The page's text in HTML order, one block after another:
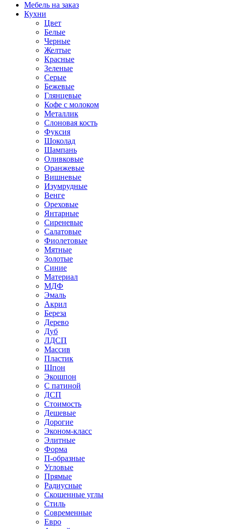
Мебель на заказ
Кухни
Цвет
Белые
Черные
Желтые
Красные
Зеленые
Серые
Бежевые
Глянцевые
Кофе с молоком
Металлик
Слоновая кость
Фуксия
Шоколад
Шампань
Оливковые
Оранжевые
Вишневые
Изумрудные
Венге
Ореховые
Янтарные
Сиреневые
Салатовые
Фиолетовые
Мятные
Золотые
Синие
Материал
МДФ
Эмаль
Акрил
Береза
Дерево
Дуб
ЛДСП
Массив
Пластик
Шпон
Экошпон
С патиной
ДСП
Стоимость
Дешевые
Дорогие
Эконом-класс
Элитные
Форма
П-образные
Угловые
Прямые
Радиусные
Скошенные углы
Стиль
Современные
Евро